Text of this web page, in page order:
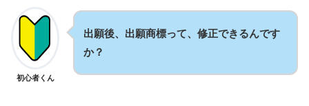
初心者くん
出願後、出願商標って、修正できるんです
か？